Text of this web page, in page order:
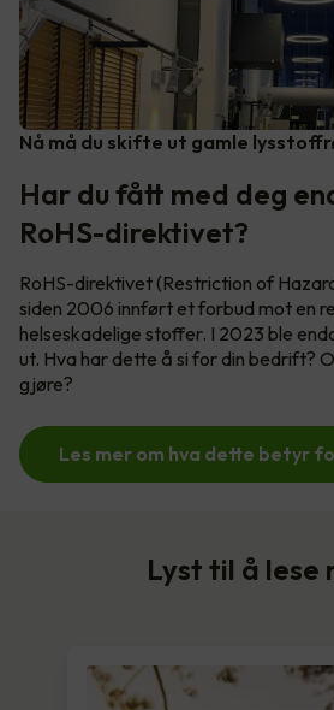
Nå må du skifte ut gamle
Har du fått med deg
RoHS-direktivet?
RoHS-direktivet (Restriction of
siden 2006 innført et forbud mot en
helseskadelige stoffer. I 2023 ble
ut. Hva har dette å si for din bedrift?
gjøre?
Les mer om hva dette betyr
Lyst til å lese